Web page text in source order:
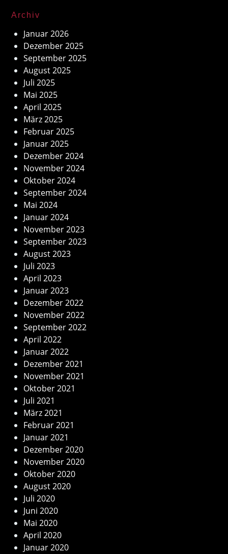
Archiv
Januar 2026
Dezember 2025
September 2025
August 2025
Juli 2025
Mai 2025
April 2025
März 2025
Februar 2025
Januar 2025
Dezember 2024
November 2024
Oktober 2024
September 2024
Mai 2024
Januar 2024
November 2023
September 2023
August 2023
Juli 2023
April 2023
Januar 2023
Dezember 2022
November 2022
September 2022
April 2022
Januar 2022
Dezember 2021
November 2021
Oktober 2021
Juli 2021
März 2021
Februar 2021
Januar 2021
Dezember 2020
November 2020
Oktober 2020
August 2020
Juli 2020
Juni 2020
Mai 2020
April 2020
Januar 2020